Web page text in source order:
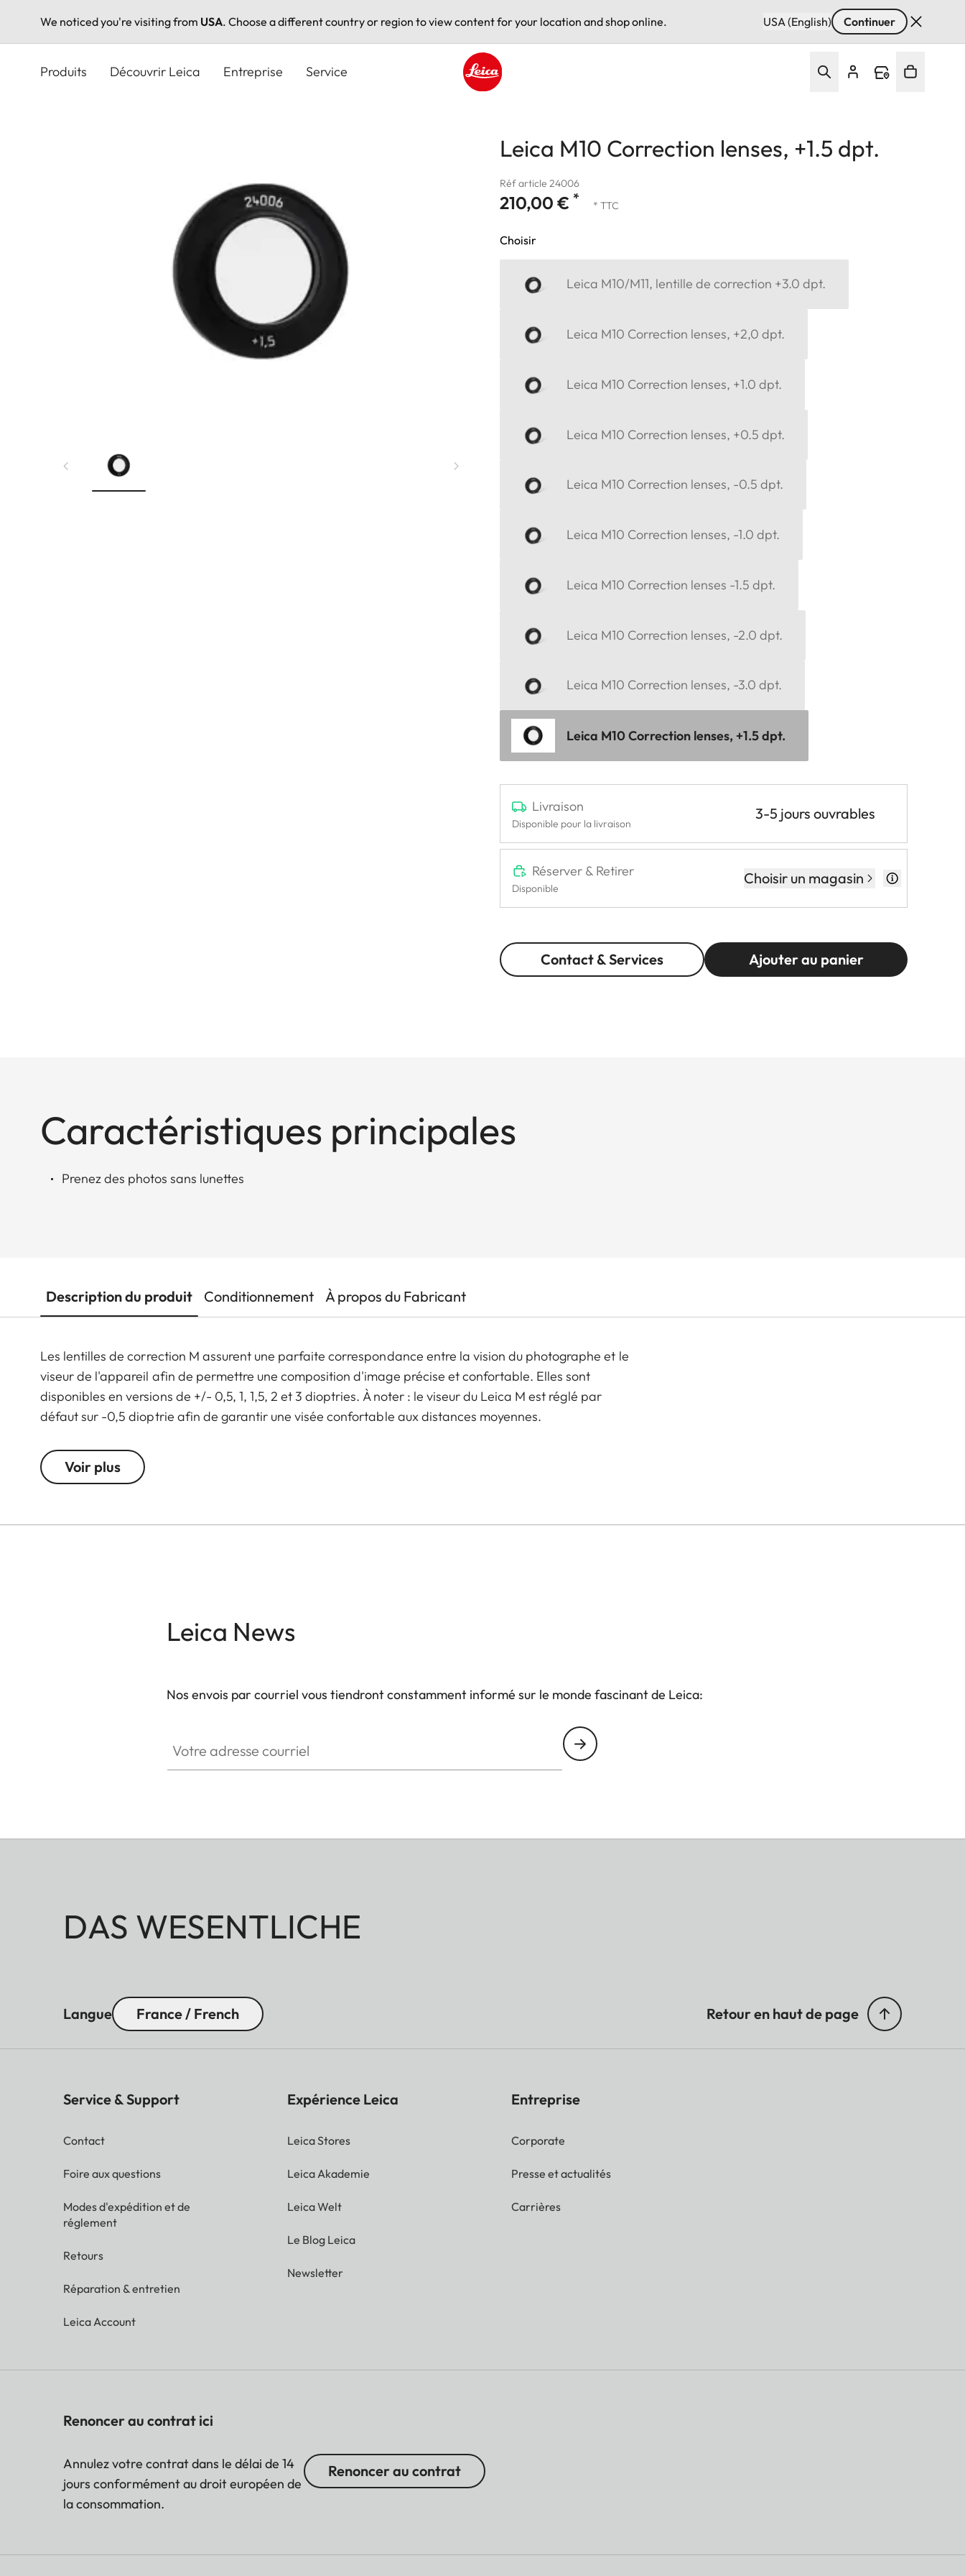
We noticed you're visiting from USA. Choose a different country or region to view content for your location and shop online. USA (English) Continuer
Produits Découvrir Leica Entreprise Service
Leica M10 Correction lenses, +1.5 dpt.
Réf article 24006
210,00 € * * TTC
Choisir
Leica M10/M11, lentille de correction +3.0 dpt.
Leica M10 Correction lenses, +2,0 dpt.
Leica M10 Correction lenses, +1.0 dpt.
Leica M10 Correction lenses, +0.5 dpt.
Leica M10 Correction lenses, -0.5 dpt.
Leica M10 Correction lenses, -1.0 dpt.
Leica M10 Correction lenses -1.5 dpt.
Leica M10 Correction lenses, -2.0 dpt.
Leica M10 Correction lenses, -3.0 dpt.
Leica M10 Correction lenses, +1.5 dpt.
Livraison
Disponible pour la livraison
3-5 jours ouvrables
Réserver & Retirer
Disponible
Choisir un magasin
Contact & Services Ajouter au panier
Caractéristiques principales
Prenez des photos sans lunettes
Description du produit Conditionnement À propos du Fabricant
Les lentilles de correction M assurent une parfaite correspondance entre la vision du photographe et le
viseur de l'appareil afin de permettre une composition d'image précise et confortable. Elles sont
disponibles en versions de +/- 0,5, 1, 1,5, 2 et 3 dioptries. À noter : le viseur du Leica M est réglé par
défaut sur -0,5 dioptrie afin de garantir une visée confortable aux distances moyennes.
Voir plus
Leica News
Nos envois par courriel vous tiendront constamment informé sur le monde fascinant de Leica:
DAS WESENTLICHE
Langue France / French Retour en haut de page
Service & Support
Contact
Foire aux questions
Modes d'expédition et de
réglement
Retours
Réparation & entretien
Leica Account
Expérience Leica
Leica Stores
Leica Akademie
Leica Welt
Le Blog Leica
Newsletter
Entreprise
Corporate
Presse et actualités
Carrières
Renoncer au contrat ici
Annulez votre contrat dans le délai de 14
jours conformément au droit européen de
la consommation.
Renoncer au contrat